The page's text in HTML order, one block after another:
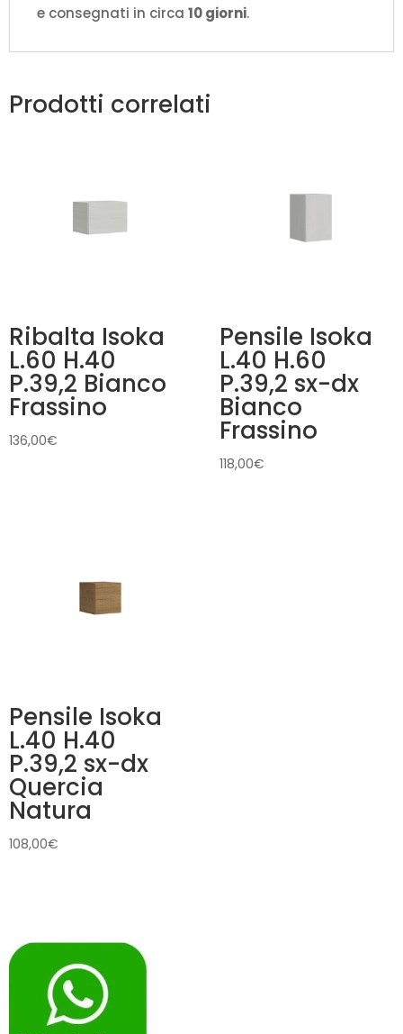
e consegnati in circa 10 giorni.
Prodotti correlati
Ribalta Isoka
L.60 H.40
P.39,2 Bianco
Frassino
136,00€
Pensile Isoka
L.40 H.60
P.39,2 sx-dx
Bianco
Frassino
118,00€
Pensile Isoka
L.40 H.40
P.39,2 sx-dx
Quercia
Natura
108,00€